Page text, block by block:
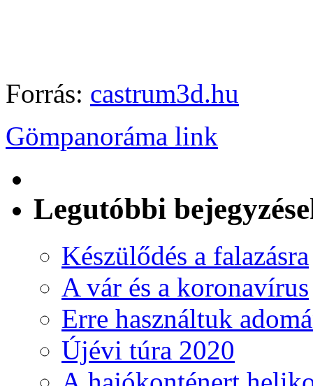
Forrás: castrum3d.hu
Gömpanoráma link
Legutóbbi
Készülődés a falazásra
A vár és a koronavírus
Erre használtuk
Újévi túra 2020